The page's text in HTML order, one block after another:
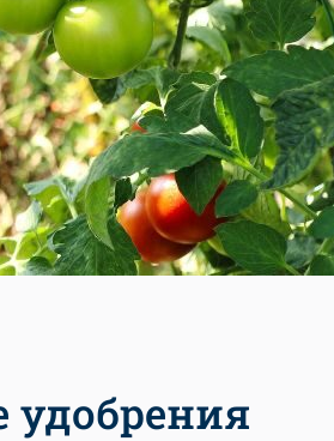
удобрения